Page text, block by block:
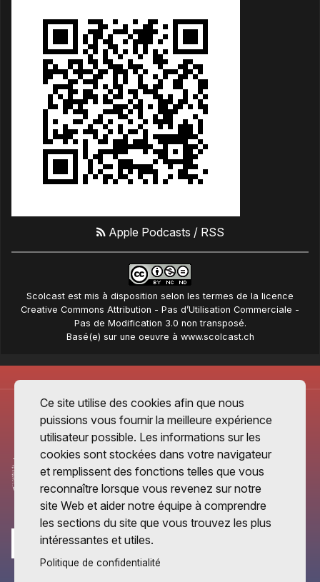
Apple Podcasts / RSS
Scolcast est mis à disposition selon les termes de la licence
Creative Commons Attribution - Pas d’Utilisation Commerciale -
Pas de Modification 3.0 non transposé.
Basé(e) sur une oeuvre à www.scolcast.ch
Ce site utilise des cookies afin que nous
puissions vous fournir la meilleure expérience
utilisateur possible. Les informations sur les
cookies sont stockées dans votre navigateur
et remplissent des fonctions telles que vous
reconnaître lorsque vous revenez sur notre
site Web et aider notre équipe à comprendre
les sections du site que vous trouvez les plus
intéressantes et utiles.
Politique de confidentialité